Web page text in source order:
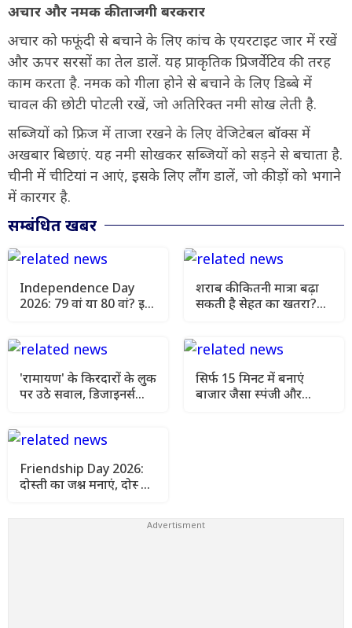
अचार और नमक की ताजगी बरकरार
अचार को फफूंदी से बचाने के लिए कांच के एयरटाइट जार में रखें
और ऊपर सरसों का तेल डालें. यह प्राकृतिक प्रिजर्वेटिव की तरह
काम करता है. नमक को गीला होने से बचाने के लिए डिब्बे में
चावल की छोटी पोटली रखें, जो अतिरिक्त नमी सोख लेती है.
सब्जियों को फ्रिज में ताजा रखने के लिए वेजिटेबल बॉक्स में
अखबार बिछाएं. यह नमी सोखकर सब्जियों को सड़ने से बचाता है.
चीनी में चीटियां न आएं, इसके लिए लौंग डालें, जो कीड़ों को भगाने
में कारगर है.
सम्बंधित खबर
Independence Day
2026: 79 वां या 80 वां? इस
शराब की कितनी मात्रा बढ़ा
सकती है सेहत का खतरा?
'रामायण' के किरदारों के लुक
पर उठे सवाल, डिजाइनर्स
सिर्फ 15 मिनट में बनाएं
बाजार जैसा स्पंजी और
Friendship Day 2026:
दोस्ती का जश्न मनाएं, दोस्तों